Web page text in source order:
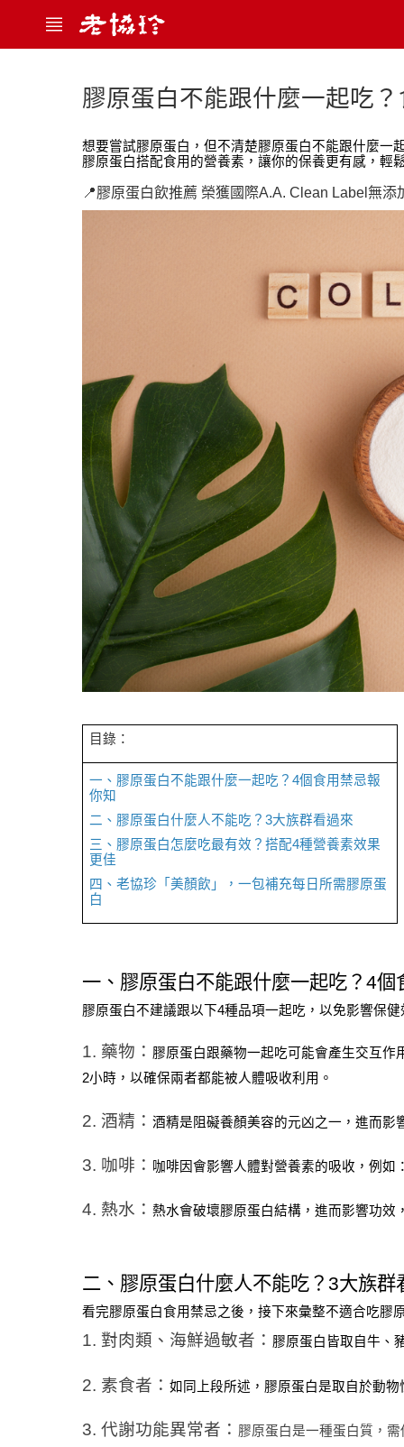
膠原蛋白不能跟什麼一起吃
想要嘗試膠原蛋白，但不清楚膠原蛋白不能跟什麼一
膠原蛋白搭配食用的營養素，讓你的保養更有感，輕
📍膠原蛋白飲推薦 榮獲國際A.A. Clean Label無添
目錄：
一、膠原蛋白不能跟什麼一起吃？4個食用禁忌報
你知
二、膠原蛋白什麼人不能吃？3大族群看過來
三、膠原蛋白怎麼吃最有效？搭配4種營養素效果
更佳
四、老協珍「美顏飲」，一包補充每日所需膠原蛋
白
一、膠原蛋白不能跟什麼一起吃？4個
膠原蛋白不建議跟以下4種品項一起吃，以免影響保健
1. 藥物： 膠原蛋白跟藥物一起吃可能會產生交互
2小時，以確保兩者都能被人體吸收利用。
2. 酒精： 酒精是阻礙養顏美容的元凶之一， 進而影
3. 咖啡： 咖啡因會影響人體對營養素的吸收，例如
4. 熱水： 熱水會破壞膠原蛋白結構，進而影響功效
二、膠原蛋白什麼人不能吃？3大族群
看完膠原蛋白食用禁忌之後，接下來彙整不適合吃膠
1. 對肉類、海鮮過敏者： 膠原蛋白皆取自牛、
2. 素食者： 如同上段所述，膠原蛋白是取自於動
3. 代謝功能異常者： 膠原蛋白是一種蛋白質，